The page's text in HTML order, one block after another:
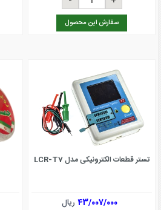
سفارش این محصول
تستر قطعات الکترونیکی مدل LCR-T7
43/007/000 ریال